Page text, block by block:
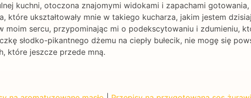
kuchni, otoczona znajomymi widokami i zapachami
które ukształtowały mnie w takiego kucharza, jakim jestem
moim sercu, przypominając mi o podekscytowaniu i zdumieniu,
słodko-pikantnego dżemu na ciepły bułecik, nie mogę się
które jeszcze przede mną.